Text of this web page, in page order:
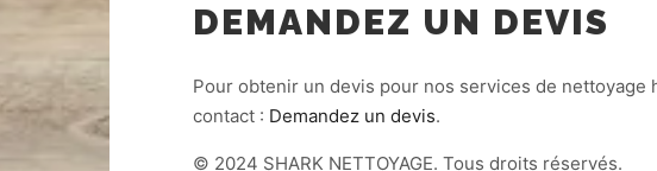
DEMANDEZ UN DEVIS
Pour obtenir un devis pour nos services de
contact : Demandez un devis.
© 2024 SHARK NETTOYAGE. Tous droits réservés.